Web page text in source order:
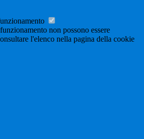
non possono essere
l'elenco nella pagina della cookie